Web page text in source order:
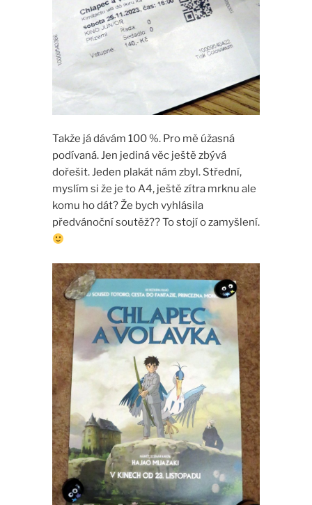
Takže já dávám 100 %. Pro mě úžasná
podívaná. Jen jediná věc ještě zbývá
dořešit. Jeden plakát nám zbyl. Střední,
myslím si že je to A4, ještě zítra mrknu ale
komu ho dát? Že bych vyhlásila
předvánoční soutěž?? To stojí o zamyšlení.